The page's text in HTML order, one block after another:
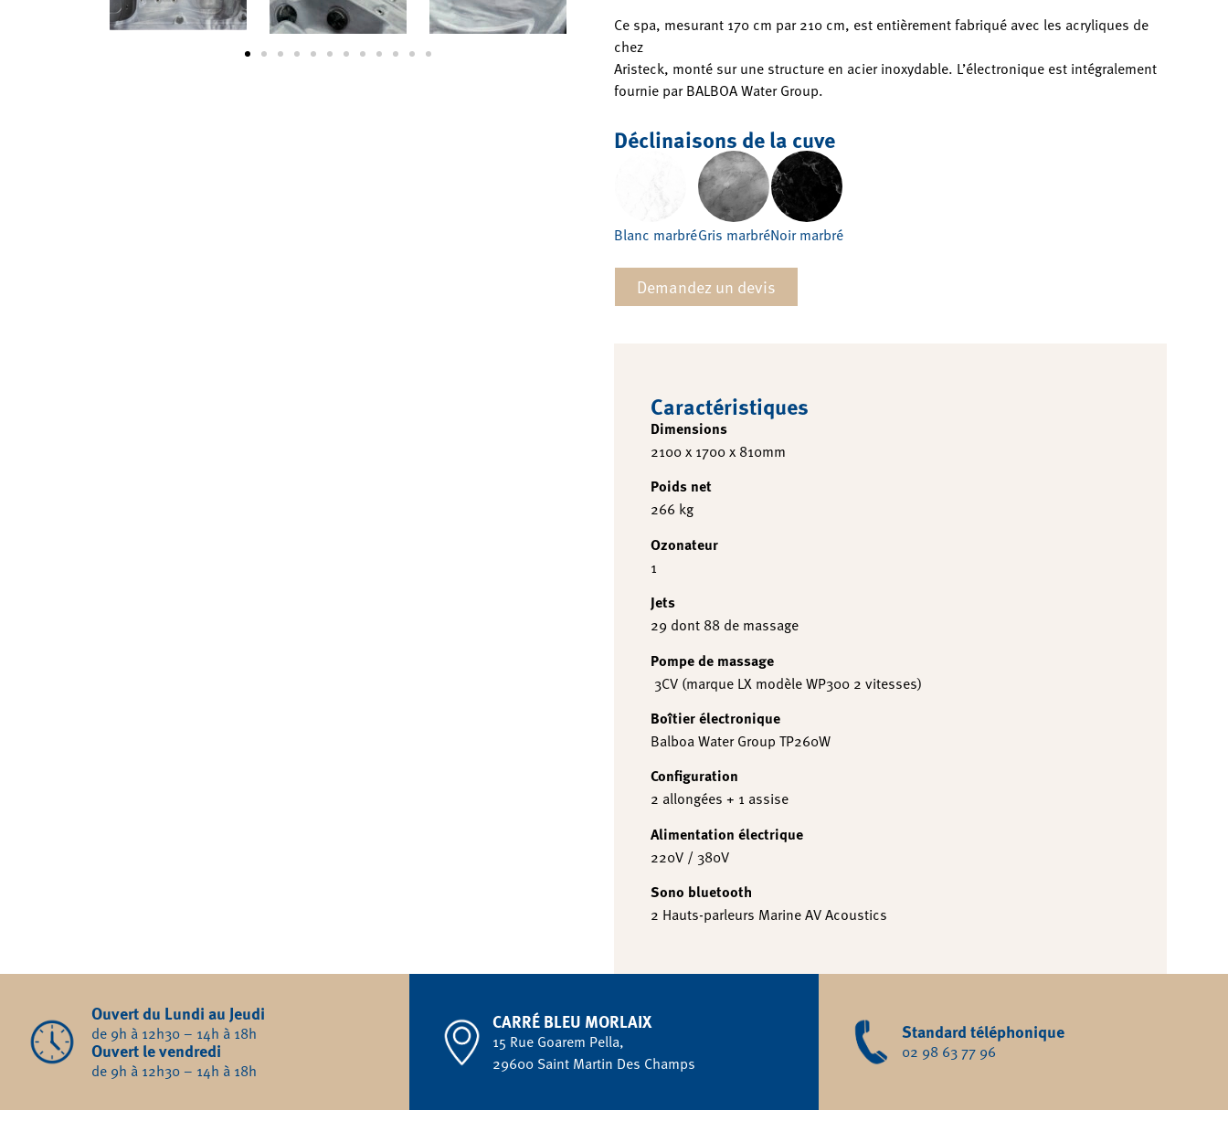
Ce spa, mesurant 170 cm par 210 cm, est entièrement fabriqué avec les acryliques de
chez
Aristeck, monté sur une structure en acier inoxydable. L’électronique est intégralement
fournie par BALBOA Water Group.
Déclinaisons de la cuve
Blanc marbréGris marbréNoir marbré
Demandez un devis
Caractéristiques
Dimensions
2100 x 1700 x 810mm
Poids net
266 kg
Ozonateur
1
Jets
29 dont 88 de massage
Pompe de massage
3CV (marque LX modèle WP300 2 vitesses)
Boîtier électronique
Balboa Water Group TP260W
Configuration
2 allongées + 1 assise
Alimentation électrique
220V / 380V
Sono bluetooth
2 Hauts-parleurs Marine AV Acoustics
Ouvert du Lundi au Jeudi
de 9h à 12h30 – 14h à 18h
Ouvert le vendredi
de 9h à 12h30 – 14h à 18h
CARRÉ BLEU MORLAIX
15 Rue Goarem Pella,
29600 Saint Martin Des Champs
Standard téléphonique
02 98 63 77 96